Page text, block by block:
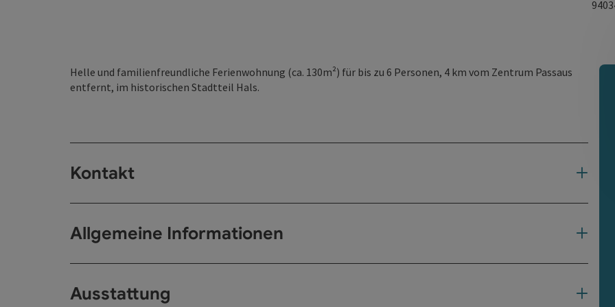
Helle und familienfreundliche Ferienwohnung (ca. 130m²) für bis zu 6 Personen, 4 km vom Zentrum Passaus
entfernt, im historischen Stadtteil Hals.
Kontakt
Allgemeine Informationen
Ausstattung